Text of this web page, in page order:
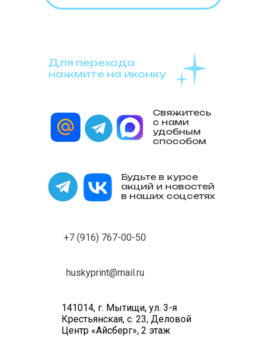
Свяжитесь
с нами
удобным
способом
Будьте в курсе
акций и новостей
в наших соцсетях
Для перехода
нажмите на иконку
+7 (916) 767-00-50
huskyprint@mail.ru
141014, г. Мытищи, ул. 3-я
Крестьянская, с. 23, Деловой
Центр «Айсберг», 2 этаж